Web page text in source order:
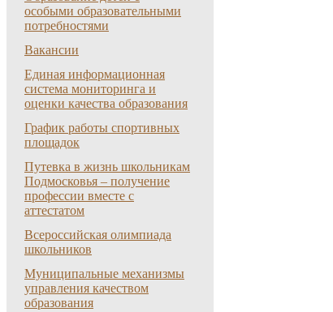
особыми образовательными
потребностями
Вакансии
Единая информационная
система мониторинга и
оценки качества образования
График работы спортивных
площадок
Путевка в жизнь школьникам
Подмосковья – получение
профессии вместе с
аттестатом
Всероссийская олимпиада
школьников
Муниципальные механизмы
управления качеством
образования